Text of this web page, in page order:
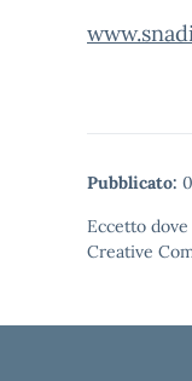
Pubblicato:
Eccetto
Creative